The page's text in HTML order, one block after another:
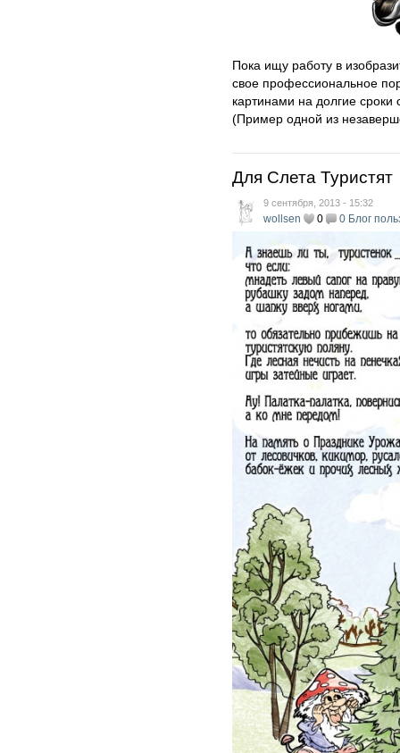
Пока ищу работу в
свое профессиональное
картинами на долгие сроки
(Пример одной из
Для Слета Туристят
9 сентября, 2013 - 15:32
wollsen 0 0 Блог